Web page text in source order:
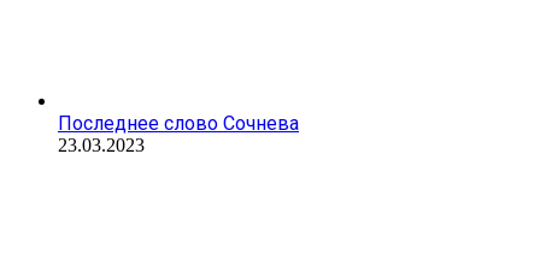
Последнее слово Сочнева
23.03.2023